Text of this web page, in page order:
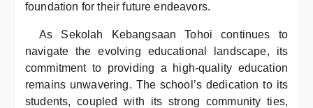
foundation for their future endeavors.
As Sekolah Kebangsaan Tohoi continues to
navigate the evolving educational landscape, its
commitment to providing a high-quality education
remains unwavering. The school’s dedication to its
students, coupled with its strong community ties,